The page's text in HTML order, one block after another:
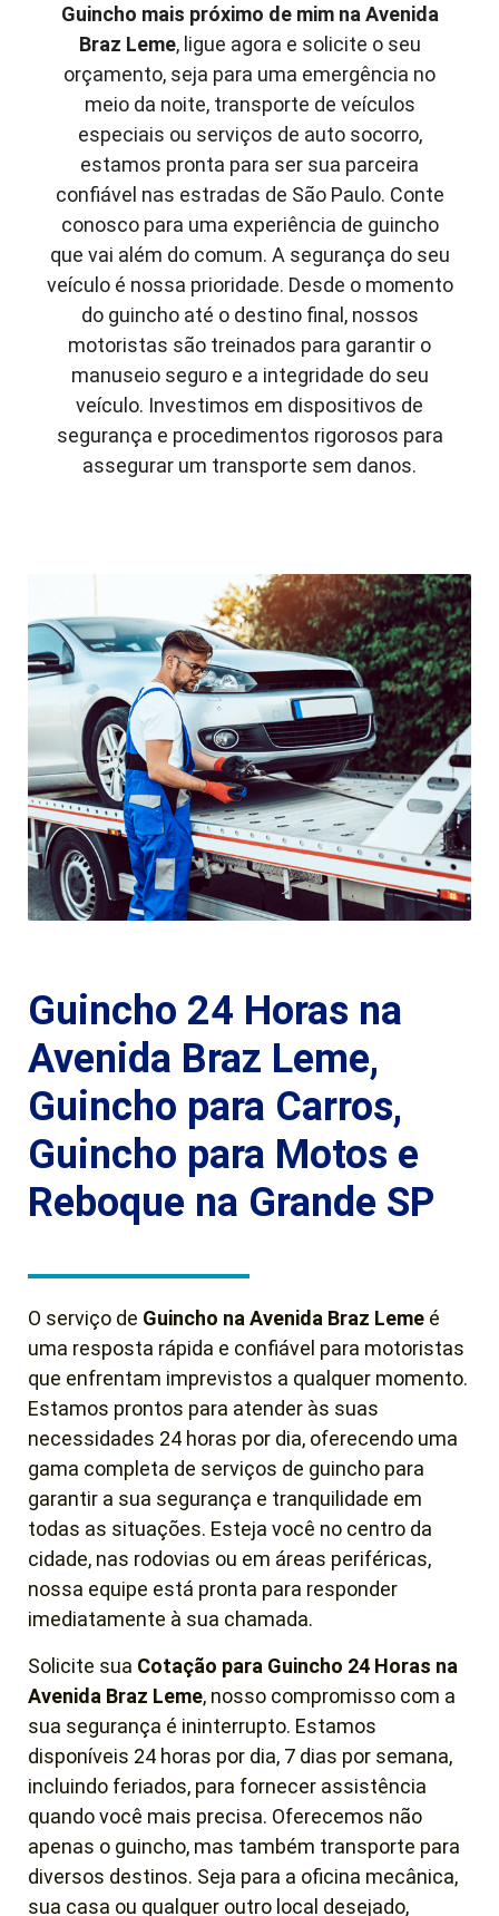
Guincho mais próximo de mim na Avenida
Braz Leme, ligue agora e solicite o seu
orçamento, seja para uma emergência no
meio da noite, transporte de veículos
especiais ou serviços de auto socorro,
estamos pronta para ser sua parceira
confiável nas estradas de São Paulo. Conte
conosco para uma experiência de guincho
que vai além do comum. A segurança do seu
veículo é nossa prioridade. Desde o momento
do guincho até o destino final, nossos
motoristas são treinados para garantir o
manuseio seguro e a integridade do seu
veículo. Investimos em dispositivos de
segurança e procedimentos rigorosos para
assegurar um transporte sem danos.
Guincho 24 Horas na
Avenida Braz Leme,
Guincho para Carros,
Guincho para Motos e
Reboque na Grande SP
O serviço de Guincho na Avenida Braz Leme é
uma resposta rápida e confiável para motoristas
que enfrentam imprevistos a qualquer momento.
Estamos prontos para atender às suas
necessidades 24 horas por dia, oferecendo uma
gama completa de serviços de guincho para
garantir a sua segurança e tranquilidade em
todas as situações. Esteja você no centro da
cidade, nas rodovias ou em áreas periféricas,
nossa equipe está pronta para responder
imediatamente à sua chamada.
Solicite sua Cotação para Guincho 24 Horas na
Avenida Braz Leme, nosso compromisso com a
sua segurança é ininterrupto. Estamos
disponíveis 24 horas por dia, 7 dias por semana,
incluindo feriados, para fornecer assistência
quando você mais precisa. Oferecemos não
apenas o guincho, mas também transporte para
diversos destinos. Seja para a oficina mecânica,
sua casa ou qualquer outro local desejado,